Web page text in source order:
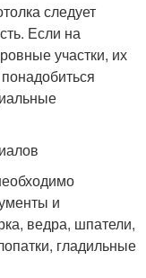
следует
Если на
участки, их
и
ведра, шпатели,
гладильные